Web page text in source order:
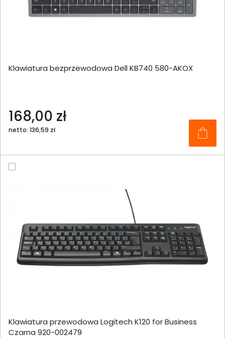
Klawiatura bezprzewodowa Dell KB740 580-AKOX
168,00 zł
netto: 136,59 zł
Klawiatura przewodowa Logitech K120 for Business
Czarna 920-002479